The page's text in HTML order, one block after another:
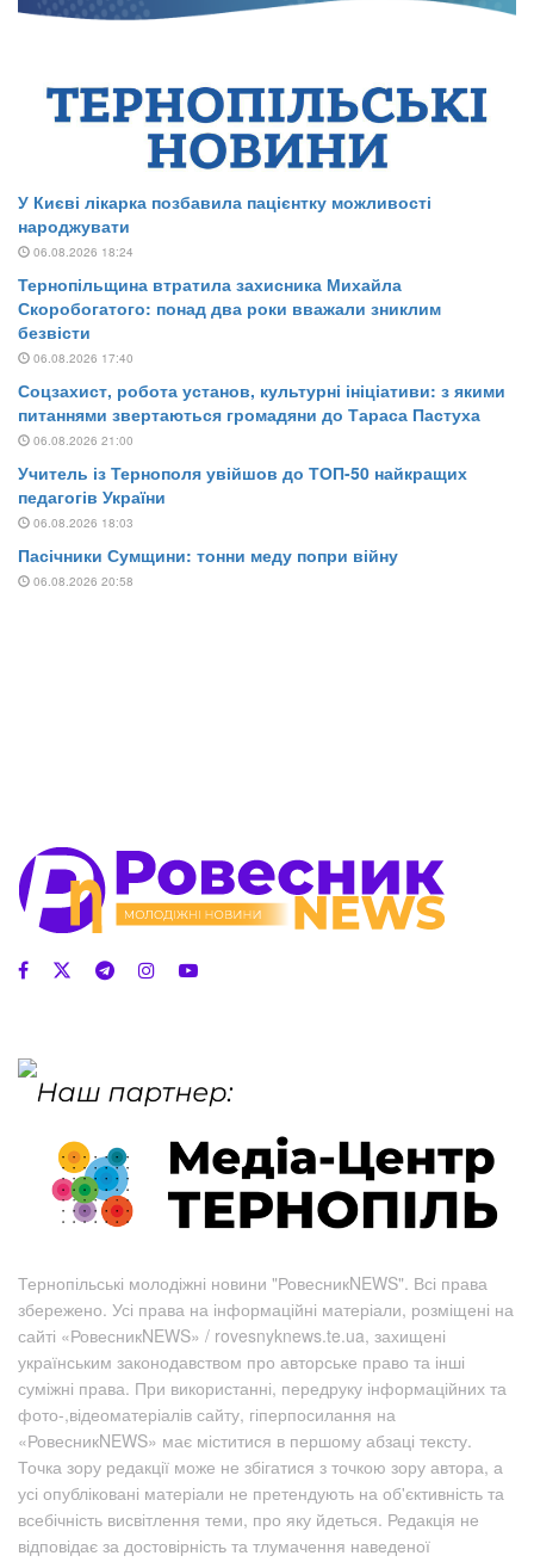
Тернопільські молодіжні новини "РовесникNEWS". Всі права
збережено. Усі права на інформаційні матеріали, розміщені на
сайті «РовесникNEWS» / rovesnyknews.te.ua, захищені
українським законодавством про авторське право та інші
суміжні права. При використанні, передруку інформаційних та
фото-,відеоматеріалів сайту, гіперпосилання на
«РовесникNEWS» має міститися в першому абзаці тексту.
Точка зору редакції може не збігатися з точкою зору автора, а
усі опубліковані матеріали не претендують на об'єктивність та
всебічність висвітлення теми, про яку йдеться. Редакція не
відповідає за достовірність та тлумачення наведеної